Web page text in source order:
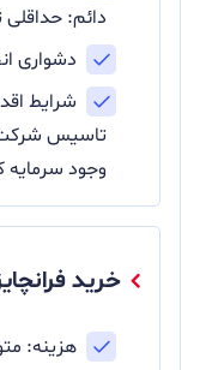
دائم:
دشواری
تاسیس شرکت
وجود
خرید
هزینه: متوسط